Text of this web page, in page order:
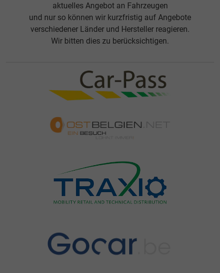
aktuelles Angebot an Fahrzeugen
und nur so können wir kurzfristig auf Angebote
verschiedener Länder und Hersteller reagieren.
Wir bitten dies zu berücksichtigen.